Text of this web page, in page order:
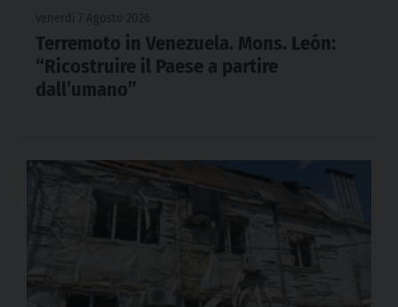
Terremoto in Venezuela. Mons. León:
“Ricostruire il Paese a partire
dall’umano”